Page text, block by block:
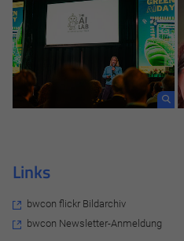
Links
bwcon flickr Bildarchiv
bwcon Newsletter-Anmeldung